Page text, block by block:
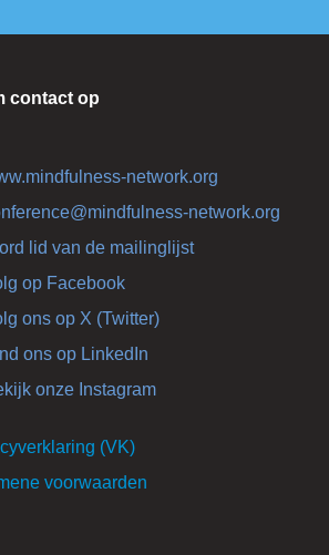
contact op
network.org
network.org
lid van de mailinglijst
op Facebook
ons op X (Twitter)
ons op LinkedIn
onze Instagram
(VK)
voorwaarden